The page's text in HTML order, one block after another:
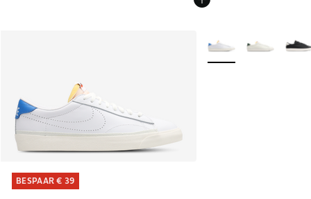
BESPAAR € 39
BESPAAR € 39
Meer kleuren